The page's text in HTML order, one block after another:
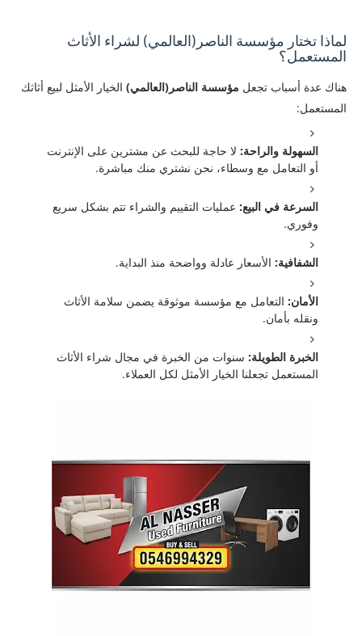
لماذا تختار مؤسسة الناصر(العالمي) لشراء الأثاث
المستعمل؟
هناك عدة أسباب تجعل مؤسسة الناصر(العالمي)الخيار الأمثل لبيع أثاثك
المستعمل:
السهولة والراحة:لا حاجة للبحث عن مشترين على الإنترنت
أو التعامل مع وسطاء، نحن نشتري منك مباشرة.
السرعة في البيع:عمليات التقييم والشراء تتم بشكل سريع
وفوري.
الشفافية:الأسعار عادلة وواضحة منذ البداية.
الأمان:التعامل مع مؤسسة موثوقة يضمن سلامة الأثاث
ونقله بأمان.
الخبرة الطويلة:سنوات من الخبرة في مجال شراء الأثاث
المستعمل تجعلنا الخيار الأمثل لكل العملاء.